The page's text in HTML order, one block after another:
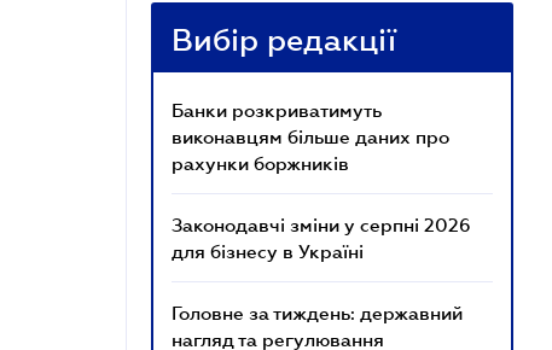
Вибір редакції
Банки розкриватимуть
виконавцям більше даних про
рахунки боржників
Законодавчі зміни у серпні 2026
для бізнесу в Україні
Головне за тиждень: державний
нагляд та регулювання